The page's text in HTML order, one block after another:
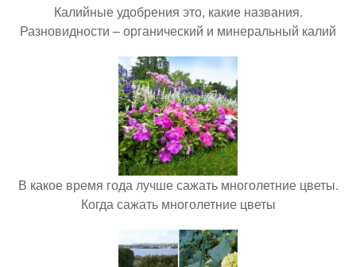
Калийные удобрения это, какие названия.
Разновидности – органический и минеральный калий
В какое время года лучше сажать многолетние цветы.
Когда сажать многолетние цветы